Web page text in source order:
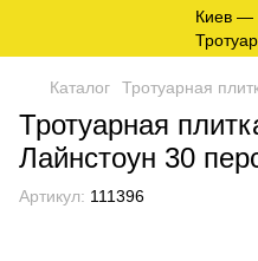
Каталог Тротуарная
Тротуарная
Лайнстоун 30
Артикул: 111396